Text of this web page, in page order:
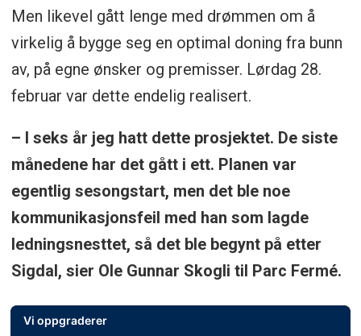
Men likevel gått lenge med drømmen om å
virkelig å bygge seg en optimal doning fra bunn
av, på egne ønsker og premisser. Lørdag 28.
februar var dette endelig realisert.
– I seks år jeg hatt dette prosjektet. De siste
månedene har det gått i ett. Planen var
egentlig sesongstart, men det ble noe
kommunikasjonsfeil med han som lagde
ledningsnesttet, så det ble begynt på etter
Sigdal, sier Ole Gunnar Skogli til Parc Fermé.
Vi oppgraderer